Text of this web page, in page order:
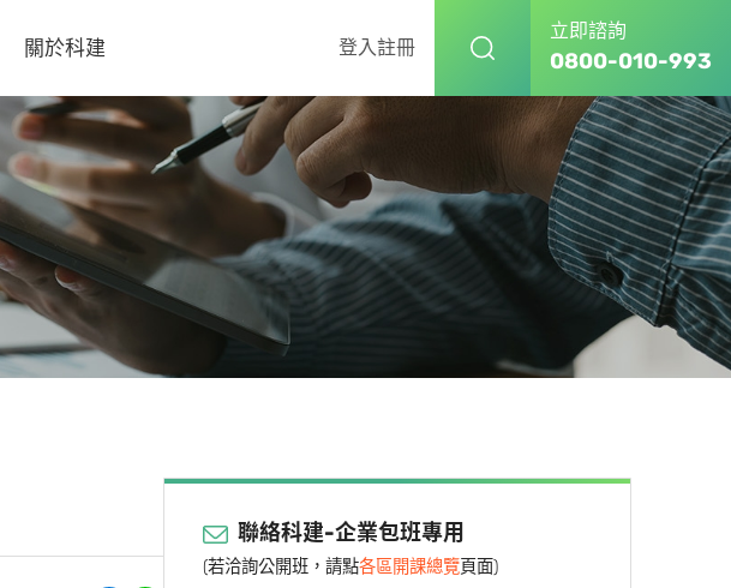
關於科建 登入註冊
立即諮詢
0800-010-993
聯絡科建-企業包班專用
(若洽詢公開班，請點各區開課總覽頁面)